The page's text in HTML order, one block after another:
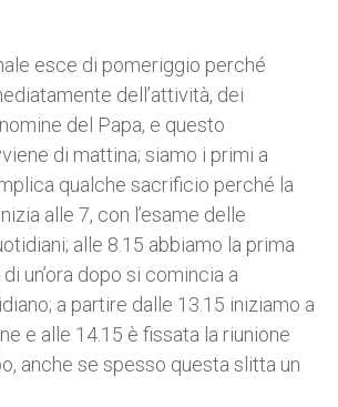
esce di pomeriggio perché
dell’attività, dei
del Papa, e questo
di mattina; siamo i primi a
qualche sacrificio perché la
alle 7, con l’esame delle
alle 8.15 abbiamo la prima
un’ora dopo si comincia a
a partire dalle 13.15 iniziamo a
e alle 14.15 è fissata la riunione
anche se spesso questa slitta un